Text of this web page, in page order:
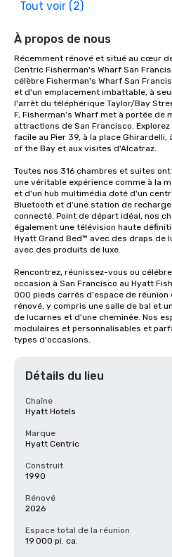
Tout voir (2)
À propos de nous
Récemment rénové et situé au cœur
Centric Fisherman's Wharf San
célèbre Fisherman's Wharf San
et d'un emplacement imbattable, à
l'arrêt du téléphérique Taylor/Bay
F, Fisherman's Wharf met à portée de
attractions de San Francisco.
facile au Pier 39, à la place
of the Bay et aux visites d'Alcatraz.
Toutes nos 316 chambres et suites
une véritable expérience comme à la
et d'un hub multimédia doté d'un
Bluetooth et d'une station de
connecté. Point de départ idéal, nos
également une télévision haute
Hyatt Grand Bed™ avec des draps de
avec des produits de luxe.
Rencontrez, réunissez-vous ou
occasion à San Francisco au Hyatt
000 pieds carrés d'espace de
rénové, y compris une salle de bal et
de lucarnes et d'une cheminée. Nos
modulaires et personnalisables et
types d'occasions.
Détails du lieu
Chaîne
Hyatt Hotels
Marque
Hyatt Centric
Construit
1990
Rénové
2026
Espace total de la réunion
19 000 pi. ca.